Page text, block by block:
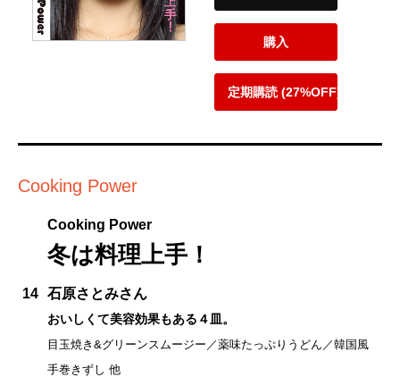
購入
定期購読 (27%OFF)
Cooking Power
Cooking Power
冬は料理上手！
14 石原さとみさん
おいしくて美容効果もある４皿。
目玉焼き&グリーンスムージー／薬味たっぷりうどん／韓国風
手巻きずし 他